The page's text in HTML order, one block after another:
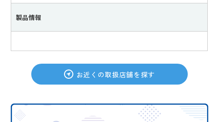
製品情報
お近くの取扱店舗を探す